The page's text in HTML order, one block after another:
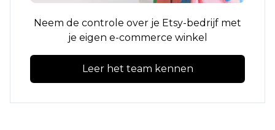
Neem de controle over je Etsy-bedrijf met
je eigen e-commerce winkel
Leer het team kennen